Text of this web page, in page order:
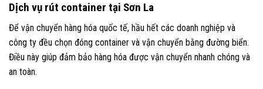
Dịch vụ rút container tại Sơn La
Để vận chuyển hàng hóa quốc tế, hầu hết các doanh nghiệp và
công ty đều chọn đóng container và vận chuyển bằng đường biển.
Điều này giúp đảm bảo hàng hóa được vận chuyển nhanh chóng và
an toàn.